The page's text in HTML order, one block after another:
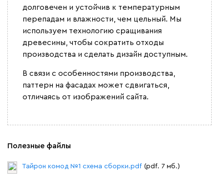
долговечен и устойчив к температурным
перепадам и влажности, чем цельный. Мы
используем технологию сращивания
древесины, чтобы сократить отходы
производства и сделать дизайн доступным.
В связи с особенностями производства,
паттерн на фасадах может сдвигаться,
отличаясь от изображений сайта.
Полезные файлы
Тайрон комод №1 схема сборки.pdf (pdf. 7 мб.)